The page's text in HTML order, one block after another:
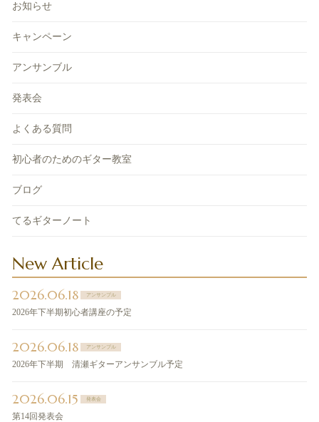
お知らせ
キャンペーン
アンサンブル
発表会
よくある質問
初心者のためのギター教室
ブログ
てるギターノート
New Article
2026.06.18 アンサンブル
2026年下半期初心者講座の予定
2026.06.18 アンサンブル
2026年下半期 清瀬ギターアンサンブル予定
2026.06.15 発表会
第14回発表会